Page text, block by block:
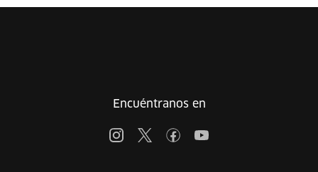
Encuéntranos en